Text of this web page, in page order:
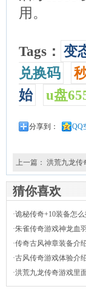
用。
Tags： 变
兑换码
始
u盘
分享到： QQ
上一篇： 洪荒九龙传
猜你喜欢
·诡秘传奇+10装备怎么
·朱雀传奇游戏神龙血
的？
·传奇古风神章装备介
·古风传奇游戏体验介
·洪荒九龙传奇游戏里
爆出？